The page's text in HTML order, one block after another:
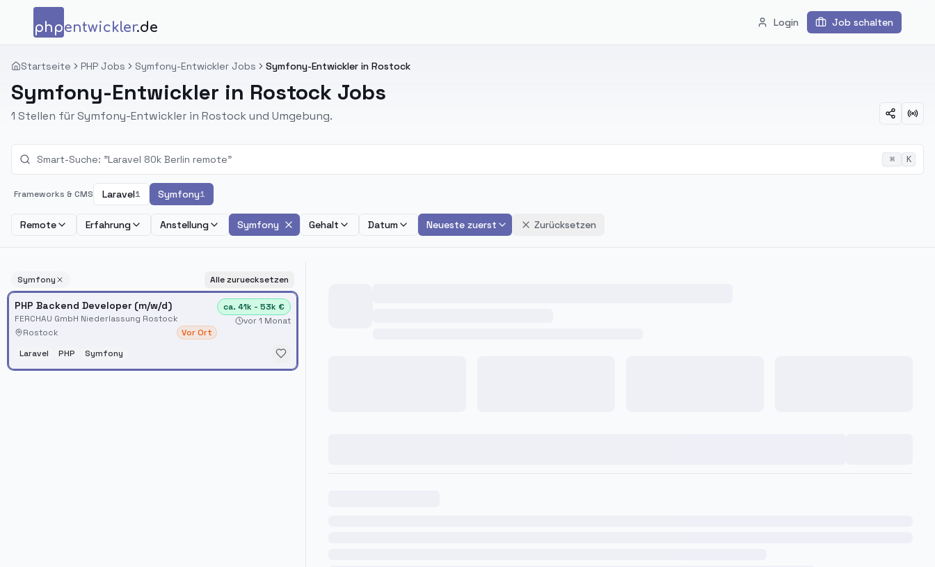
Zum Inhalt springen
phpentwickler.de Login Job schalten
Startseite PHP Jobs Symfony-Entwickler Jobs Symfony-Entwickler in Rostock
Symfony-Entwickler in Rostock Jobs
1 Stellen für Symfony-Entwickler in Rostock und Umgebung.
⌘ K
Frameworks & CMS Laravel1 Symfony1
Remote Erfahrung Anstellung Symfony Gehalt Datum Neueste zuerst Zurücksetzen
Symfony Alle zuruecksetzen
PHP Backend Developer (m/w/d)
FERCHAU GmbH Niederlassung Rostock
Rostock
Vor Ort
ca. 41k - 53k €
vor 1 Monat
Laravel PHP Symfony